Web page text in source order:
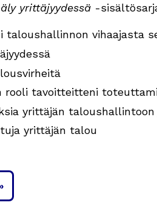
yrittäjyydessä -
taloushallinnon vihaajasta
rooli tavoitteitteni
yrittäjän
yrittäjän talou